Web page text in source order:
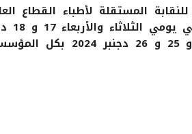
المستقلة لأطباء القطاع
الأربعاء والخميس